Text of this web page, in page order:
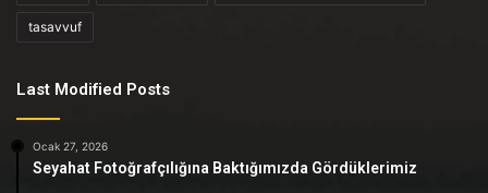
tasavvuf
Last Modified Posts
Ocak 27, 2026
Seyahat Fotoğrafçılığına Baktığımızda Gördüklerimiz